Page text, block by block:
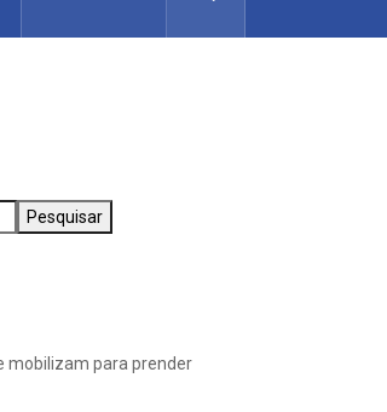
Pesquisar
mobilizam para prender